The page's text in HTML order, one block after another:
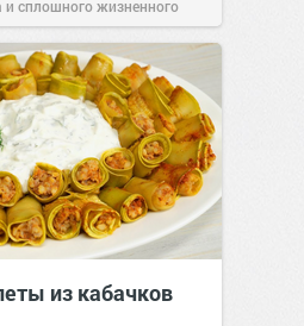
сплошного жизненного
авг 2026
из кабачков